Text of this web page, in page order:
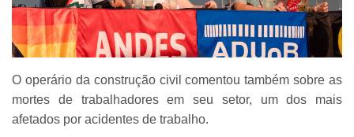
O operário da construção civil comentou também sobre as
mortes de trabalhadores em seu setor, um dos mais
afetados por acidentes de trabalho.